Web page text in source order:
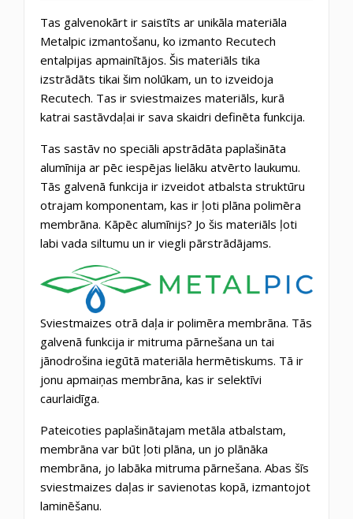
Tas galvenokārt ir saistīts ar unikāla materiāla
Metalpic izmantošanu, ko izmanto Recutech
entalpijas apmainītājos. Šis materiāls tika
izstrādāts tikai šim nolūkam, un to izveidoja
Recutech. Tas ir sviestmaizes materiāls, kurā
katrai sastāvdaļai ir sava skaidri definēta funkcija.
Tas sastāv no speciāli apstrādāta paplašināta
alumīnija ar pēc iespējas lielāku atvērto laukumu.
Tās galvenā funkcija ir izveidot atbalsta struktūru
otrajam komponentam, kas ir ļoti plāna polimēra
membrāna. Kāpēc alumīnijs? Jo šis materiāls ļoti
labi vada siltumu un ir viegli pārstrādājams.
Sviestmaizes otrā daļa ir polimēra membrāna. Tās
galvenā funkcija ir mitruma pārnešana un tai
jānodrošina iegūtā materiāla hermētiskums. Tā ir
jonu apmaiņas membrāna, kas ir selektīvi
caurlaidīga.
Pateicoties paplašinātajam metāla atbalstam,
membrāna var būt ļoti plāna, un jo plānāka
membrāna, jo labāka mitruma pārnešana. Abas šīs
sviestmaizes daļas ir savienotas kopā, izmantojot
laminēšanu.